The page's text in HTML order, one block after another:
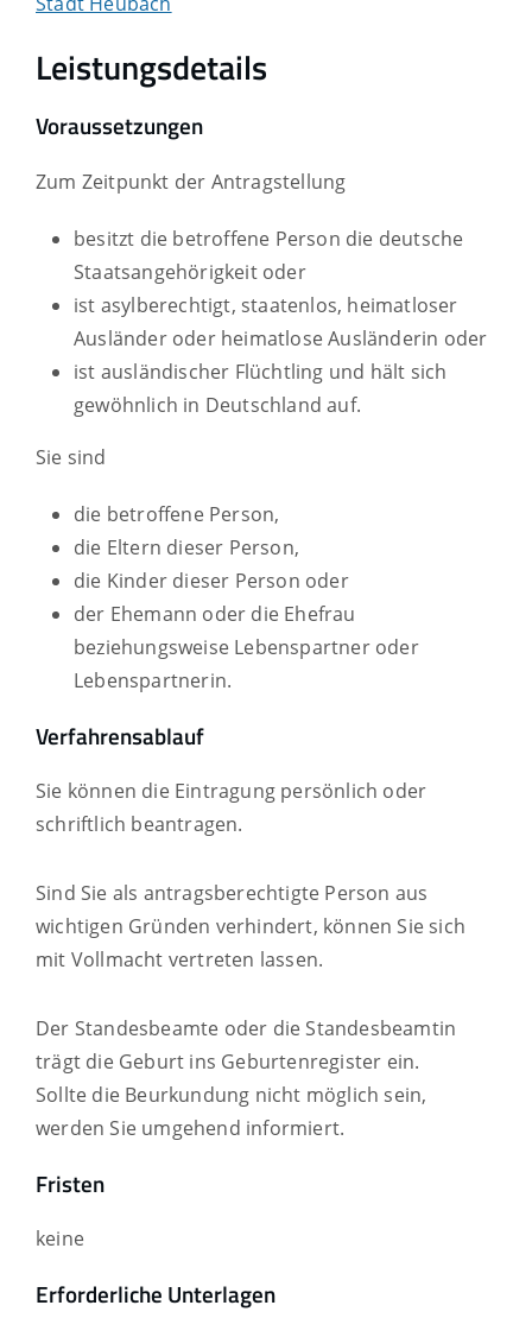
Leistungsdetails
Voraussetzungen
Zum Zeitpunkt der Antragstellung
besitzt die betroffene Person die deutsche
Staatsangehörigkeit oder
ist asylberechtigt, staatenlos, heimatloser
Ausländer oder heimatlose Ausländerin oder
ist ausländischer Flüchtling und hält sich
gewöhnlich in Deutschland auf.
Sie sind
die betroffene Person,
die Eltern dieser Person,
die Kinder dieser Person oder
der Ehemann oder die Ehefrau
beziehungsweise Lebenspartner oder
Lebenspartnerin.
Verfahrensablauf
Sie können die Eintragung persönlich oder
schriftlich beantragen.
Sind Sie als antragsberechtigte Person aus
wichtigen Gründen verhindert, können Sie sich
mit Vollmacht vertreten lassen.
Der Standesbeamte oder die Standesbeamtin
trägt die Geburt ins Geburtenregister ein.
Sollte die Beurkundung nicht möglich sein,
werden Sie umgehend informiert.
Fristen
keine
Erforderliche Unterlagen